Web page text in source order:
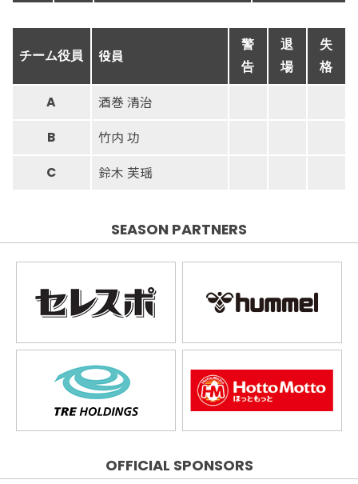
チーム役員 役員
警
告
退
場
失
格
A 酒巻 清治
B 竹内 功
C 鈴木 芙瑶
SEASON PARTNERS
OFFICIAL SPONSORS